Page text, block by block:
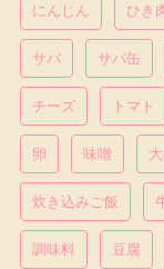
にんじん ひき
サバ サバ缶
チーズ トマト
卵 味噌
炊き込みご飯
調味料 豆腐